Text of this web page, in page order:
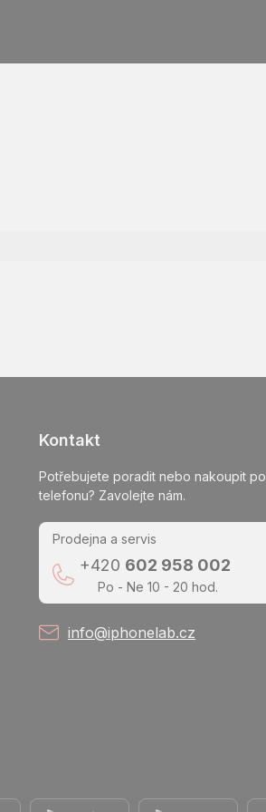
Kontakt
Potřebujete poradit nebo nakoupit po
telefonu? Zavolejte nám.
Prodejna a servis
+420 602 958 002
Po - Ne 10 - 20 hod.
info@iphonelab.cz